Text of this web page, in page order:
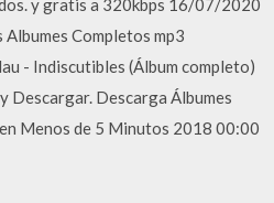
Completos mp3
- Indiscutibles (Álbum completo)
Descargar. Descarga Álbumes
Menos de 5 Minutos 2018 00:00